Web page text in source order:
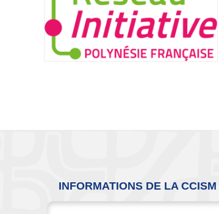
INFORMATIONS DE LA CCISM